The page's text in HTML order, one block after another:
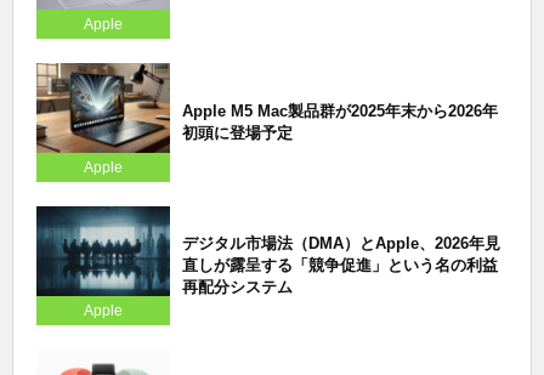
Apple
Apple
Apple M5 Mac製品群が2025年末から2026年
初頭に登場予定
Apple
デジタル市場法（DMA）とApple、2026年見
直しが露呈する「競争促進」という名の利益
再配分システム